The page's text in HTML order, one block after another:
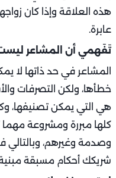
هذه العلاقة وإذا كان
عابرة.
تَفَهمي أن المشاعر
المشاعر في حد ذاتها لا
خطأها، ولكن التصرفات
هي التي يمكن تصنيفها،
كلها مبررة ومشروعة
وصدمة وغيرهم،
شريكك أحكام مسبقة